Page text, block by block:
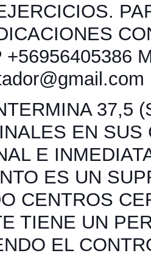
+56956405386
37,5
EN
E
ES UN
CENTROS
TIENE UN
EL